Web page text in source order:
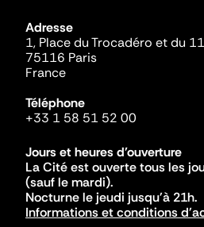
Adresse
1, Place du Trocadéro et du
75116 Paris
France
Téléphone
+33 1 58 51 52 00
Jours et heures d'ouverture
La Cité est ouverte tous les
(sauf le mardi).
Nocturne le jeudi jusqu'à 21h.
Informations et conditions